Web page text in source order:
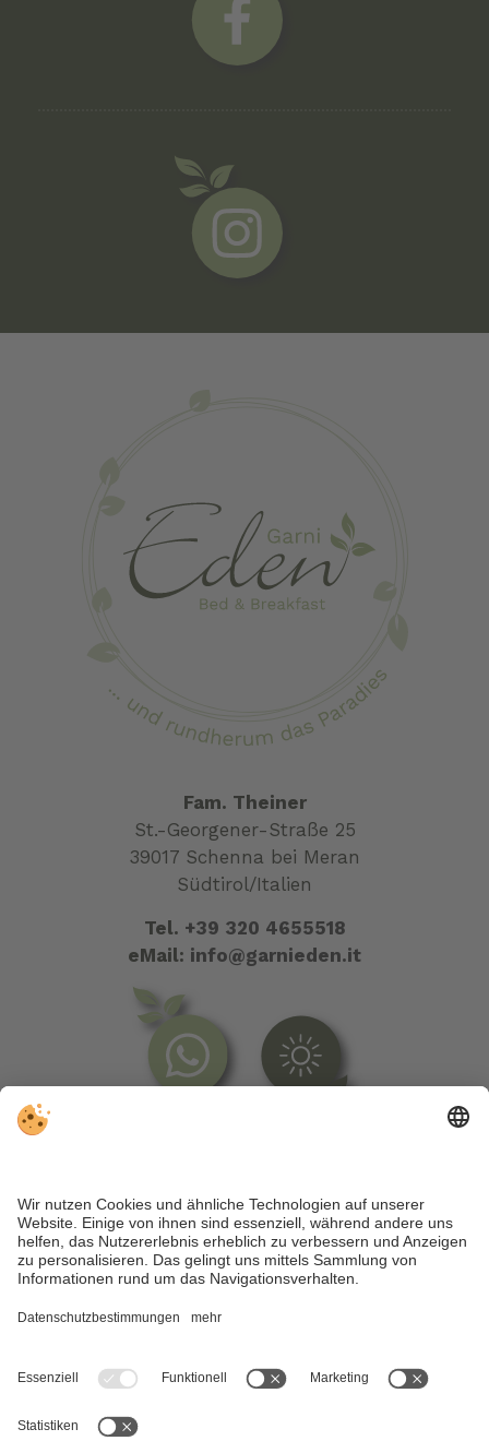
Fam. Theiner
St.-Georgener-Straße 25
39017 Schenna bei Meran
Südtirol/Italien
Tel. +39 320 4655518
eMail: info@garnieden.it